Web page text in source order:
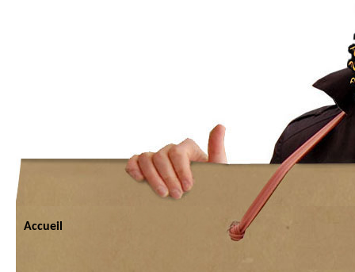
Accueil